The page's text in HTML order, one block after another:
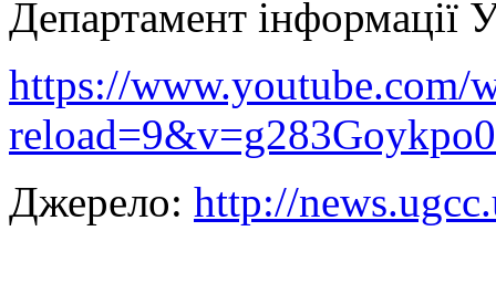
Департамент
https://www.youtube.com/
Джерело: http://